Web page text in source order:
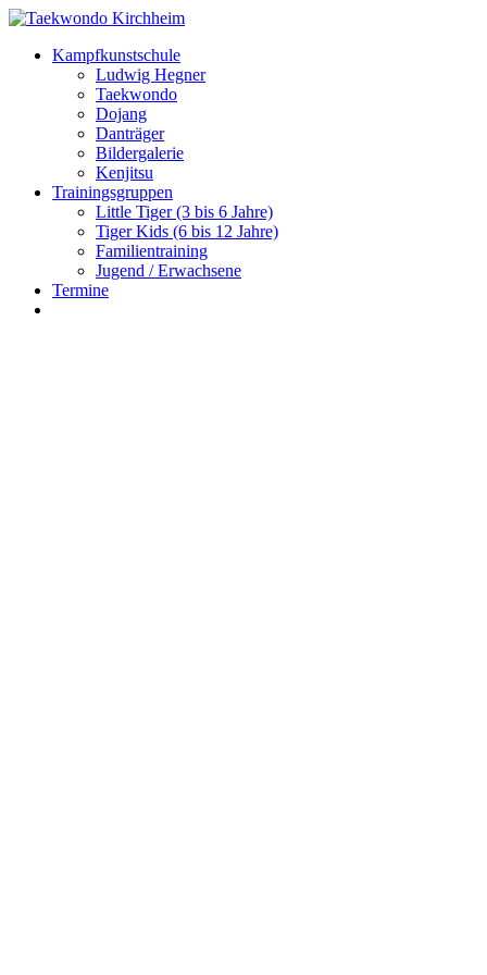
Kampfkunstschule
Ludwig Hegner
Taekwondo
Dojang
Danträger
Bildergalerie
Kenjitsu
Trainingsgruppen
Little Tiger (3 bis 6 Jahre)
Tiger Kids (6 bis 12 Jahre)
Familientraining
Jugend / Erwachsene
Termine